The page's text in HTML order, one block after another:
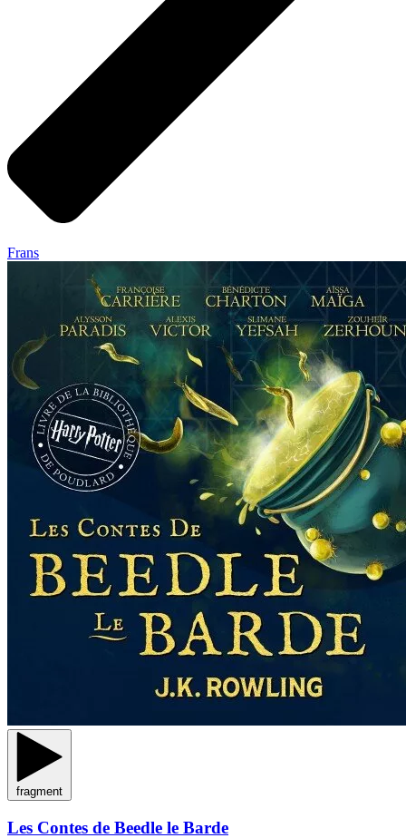
Frans
fragment
Les Contes de Beedle le Barde